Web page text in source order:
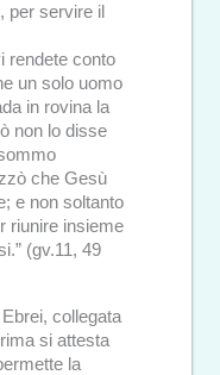
per servire il
rendete conto
un solo uomo
in rovina la
non lo disse
che Gesù
e non soltanto
riunire insieme
(gv.11, 49
collegata
si attesta
la